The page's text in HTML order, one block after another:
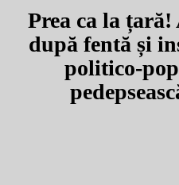
Prea ca la
după fentă și
politico-